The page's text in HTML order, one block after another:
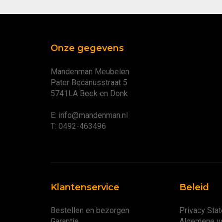
Onze gegevens
Mandenman Meubelen
Pater Becanusstraat 5
5741LA Beek en Donk
E: info@mandenman.nl
T: 0492-463496
Klantenservice
Bestellen en bezorgen
Beleid
Privacy